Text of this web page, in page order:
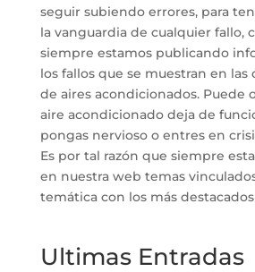
seguir subiendo errores, para
la vanguardia de cualquier fallo,
siempre estamos publicando
los fallos que se muestran en las
de aires acondicionados. Puede
aire acondicionado deja de
pongas nervioso o entres en
Es por tal razón que siempre
en nuestra web temas
temática con los más
Ultimas Entradas